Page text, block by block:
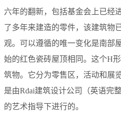
六年的翻新，包括基金会上已经
了多年来建造的零件，该建筑物
观。可以遵循的唯一变化是南部
始的红色瓷砖屋顶相同。这个H
筑物。它分为零售区，活动和展
是由Rdai建筑设计公司（英语完
的艺术指导下进行的。